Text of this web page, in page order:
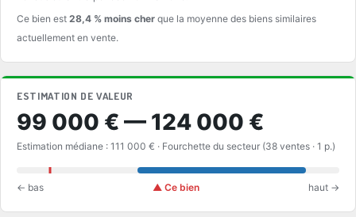
Ce bien est 28,4 % moins cher que la moyenne des biens similaires
actuellement en vente.
ESTIMATION DE VALEUR
99 000 € — 124 000 €
Estimation médiane : 111 000 € · Fourchette du secteur (38 ventes · 1 p.)
← bas ▲ Ce bien haut →